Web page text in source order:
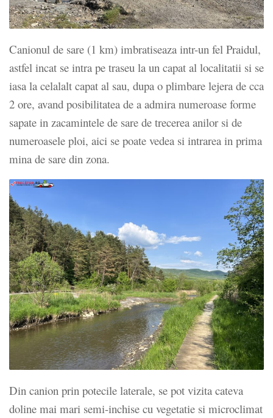
Canionul de sare (1 km) imbratiseaza intr-un fel Praidul,
astfel incat se intra pe traseu la un capat al localitatii si se
iasa la celalalt capat al sau, dupa o plimbare lejera de cca
2 ore, avand posibilitatea de a admira numeroase forme
sapate in zacamintele de sare de trecerea anilor si de
numeroasele ploi, aici se poate vedea si intrarea in prima
mina de sare din zona.
Din canion prin potecile laterale, se pot vizita cateva
doline mai mari semi-inchise cu vegetatie si microclimat